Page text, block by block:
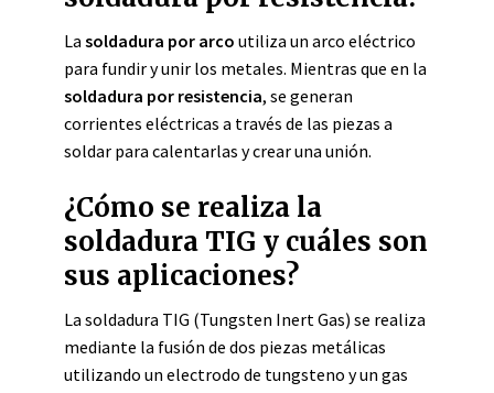
La soldadura por arco utiliza un arco eléctrico
para fundir y unir los metales. Mientras que en la
soldadura por resistencia, se generan
corrientes eléctricas a través de las piezas a
soldar para calentarlas y crear una unión.
¿Cómo se realiza la
soldadura TIG y cuáles son
sus aplicaciones?
La soldadura TIG (Tungsten Inert Gas) se realiza
mediante la fusión de dos piezas metálicas
utilizando un electrodo de tungsteno y un gas